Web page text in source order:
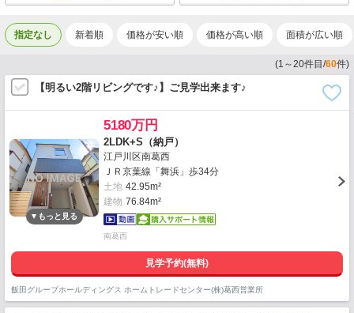
指定なし 新着順 価格が安い順 価格が高い順 面積が広い順
(1 ～20件目/60件)
【明るい2階リビングです♪】ご見学出来ます♪
5180万円
2LDK+S（納戸）
江戸川区南葛西
ＪＲ京葉線「舞浜」歩34分
土地 42.95m²
建物 76.84m²
南葛西
見学予約(無料)
飯田グループホールディングス ホームトレードセンター(株)葛西営業所